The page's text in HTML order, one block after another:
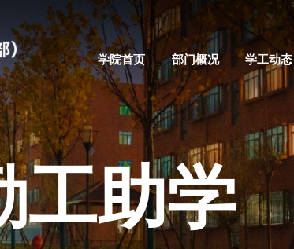
学院首页 部门概况 学工动态
工助学